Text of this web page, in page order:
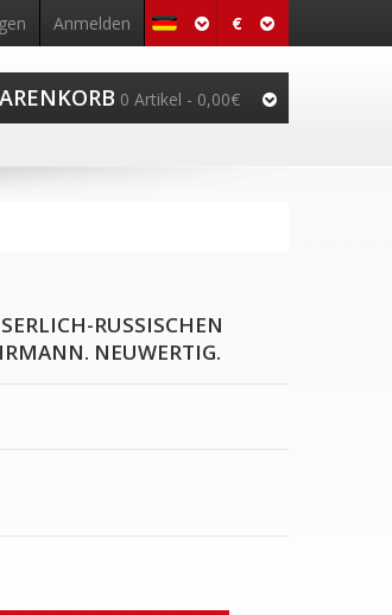
€
Anmelden
0 Artikel - 0,00€
RUSSISCHEN
NEUWERTIG.